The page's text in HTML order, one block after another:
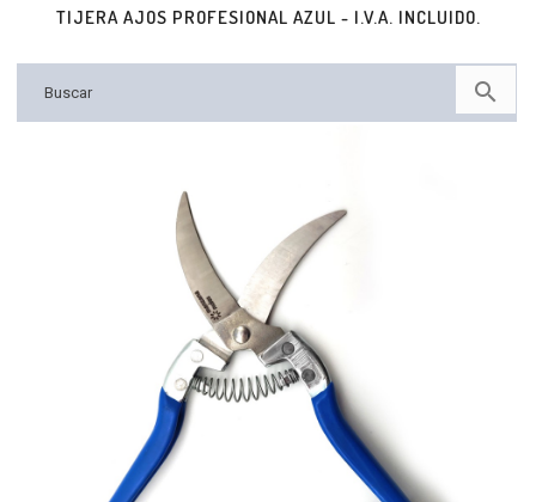
TIJERA AJOS PROFESIONAL AZUL - I.V.A. INCLUIDO.
